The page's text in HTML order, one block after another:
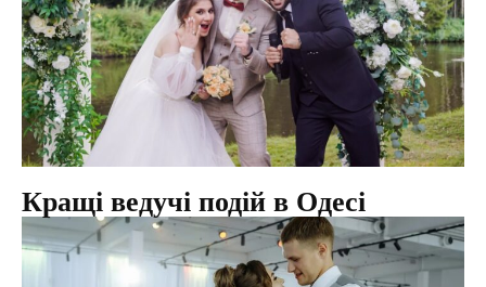
Кращі ведучі подій в Одесі